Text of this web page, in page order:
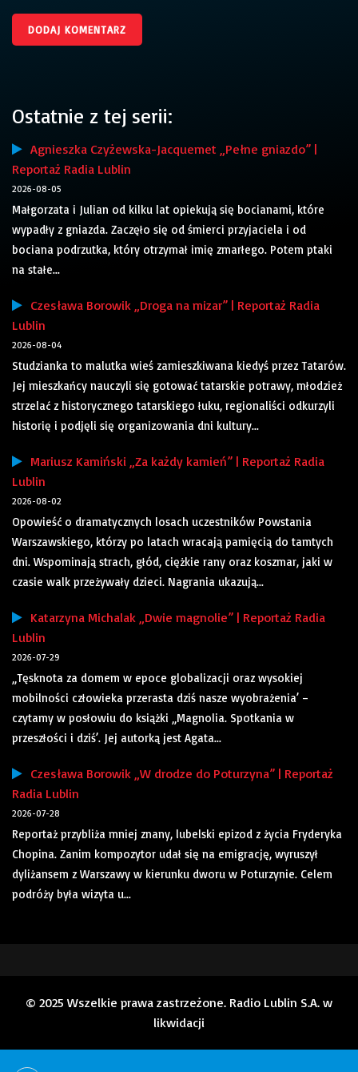
Ostatnie z tej serii:
Agnieszka Czyżewska-Jacquemet „Pełne gniazdo” |
Reportaż Radia Lublin
2026-08-05
Małgorzata i Julian od kilku lat opiekują się bocianami, które
wypadły z gniazda. Zaczęło się od śmierci przyjaciela i od
bociana podrzutka, który otrzymał imię zmarłego. Potem ptaki
na stałe...
Czesława Borowik „Droga na mizar” | Reportaż Radia
Lublin
2026-08-04
Studzianka to malutka wieś zamieszkiwana kiedyś przez Tatarów.
Jej mieszkańcy nauczyli się gotować tatarskie potrawy, młodzież
strzelać z historycznego tatarskiego łuku, regionaliści odkurzyli
historię i podjęli się organizowania dni kultury...
Mariusz Kamiński „Za każdy kamień” | Reportaż Radia
Lublin
2026-08-02
Opowieść o dramatycznych losach uczestników Powstania
Warszawskiego, którzy po latach wracają pamięcią do tamtych
dni. Wspominają strach, głód, ciężkie rany oraz koszmar, jaki w
czasie walk przeżywały dzieci. Nagrania ukazują...
Katarzyna Michalak „Dwie magnolie” | Reportaż Radia
Lublin
2026-07-29
„Tęsknota za domem w epoce globalizacji oraz wysokiej
mobilności człowieka przerasta dziś nasze wyobrażenia’ –
czytamy w posłowiu do książki „Magnolia. Spotkania w
przeszłości i dziś’. Jej autorką jest Agata...
Czesława Borowik „W drodze do Poturzyna” | Reportaż
Radia Lublin
2026-07-28
Reportaż przybliża mniej znany, lubelski epizod z życia Fryderyka
Chopina. Zanim kompozytor udał się na emigrację, wyruszył
dyliżansem z Warszawy w kierunku dworu w Poturzynie. Celem
podróży była wizyta u...
© 2025 Wszelkie prawa zastrzeżone. Radio Lublin S.A. w
likwidacji